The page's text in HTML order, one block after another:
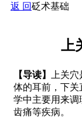
返 回砭术基础
上
【导读】
上关
体的耳前，下
学中主要用来调
齿痛等疾病。